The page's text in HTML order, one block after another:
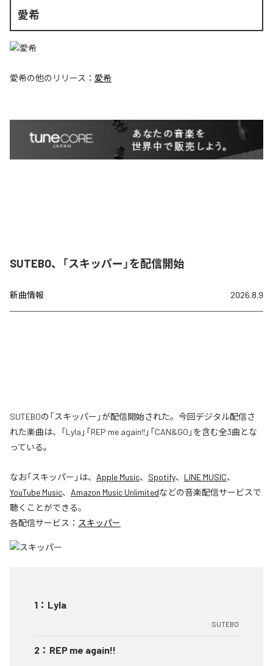
愛希
愛希の他のリリース： 愛希
SUTEBO、「スキッパー」を配信開始
新曲情報 2026.8.9
SUTEBOの「スキッパー」が配信開始された。今回デジタル配信さ
れた楽曲は、「Lyla」「REP me again!!」「CAN&GO」を含む全3曲とな
っている。
なお「スキッパー 」は、 Apple Music、 Spotify、 LINE MUSIC、
YouTube Music、 Amazon Music Unlimitedなどの音楽配信サービスで
聴くことができる。
各配信サービス： スキッパー
1 ： Lyla
SUTEBO
2 ： REP me again!!